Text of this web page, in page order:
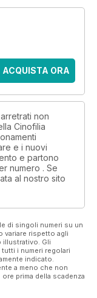
ACQUISTA ORA
non
Cinofilia
e i nuovi
e partono
numero . Se
al nostro sito
di singoli numeri su un
variare rispetto agli
Gli
i numeri regolari
indicato.
a meno che non
prima della scadenza